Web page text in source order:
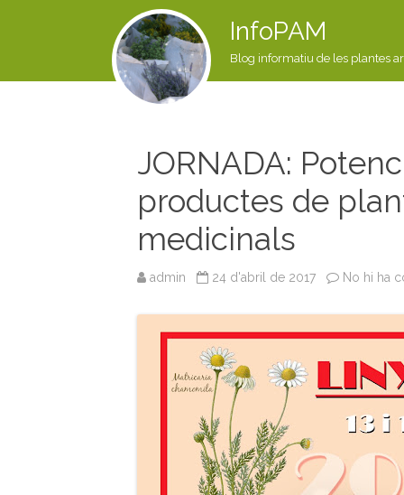
InfoPAM
Blog informatiu de les plantes
JORNADA:
productes de
medicinals
admin 24 d'abril de 2017 No hi ha